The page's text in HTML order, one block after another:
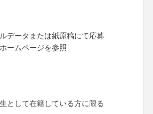
データまたは紙原稿にて応募
ームページを参照
として在籍している方に限る